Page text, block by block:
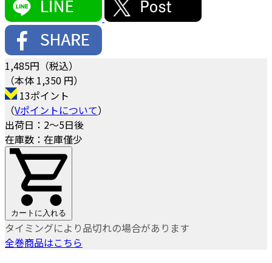
1,485円（税込）
（本体 1,350 円）
13ポイント
（Vポイントについて）
出荷日：2～5日後
在庫数：在庫僅少
カートに入れる
タイミングにより品切れの場合があります
全巻商品はこちら